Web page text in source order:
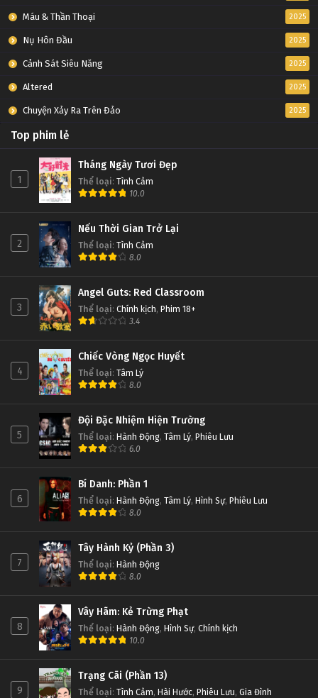
Máu & Thần Thoại 2025
Nụ Hôn Đầu 2025
Cảnh Sát Siêu Năng 2025
Altered 2025
Chuyện Xảy Ra Trên Đảo 2025
Top phim lẻ
1
Tháng Ngày Tươi Đẹp
Thể loại: Tình Cảm
10.0
2
Nếu Thời Gian Trở Lại
Thể loại: Tình Cảm
8.0
3
Angel Guts: Red Classroom
Thể loại: Chính kịch, Phim 18+
3.4
4
Chiếc Vòng Ngọc Huyết
Thể loại: Tâm Lý
8.0
5
Đội Đặc Nhiệm Hiện Trường
Thể loại: Hành Động, Tâm Lý, Phiêu Lưu
6.0
6
Bí Danh: Phần 1
Thể loại: Hành Động, Tâm Lý, Hình Sự, Phiêu Lưu
8.0
7
Tây Hành Kỷ (Phần 3)
Thể loại: Hành Động
8.0
8
Vây Hãm: Kẻ Trừng Phạt
Thể loại: Hành Động, Hình Sự, Chính kịch
10.0
9
Trạng Cãi (Phần 13)
Thể loại: Tình Cảm, Hài Hước, Phiêu Lưu, Gia Đình